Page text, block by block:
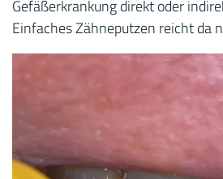
Gefäßerkrankung direkt oder
Einfaches Zähneputzen reicht da